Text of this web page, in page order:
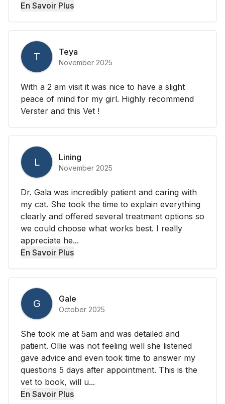
En Savoir Plus
T Teya
November 2025
With a 2 am visit it was nice to have a slight
peace of mind for my girl. Highly recommend
Verster and this Vet !
L Lining
November 2025
Dr. Gala was incredibly patient and caring with
my cat. She took the time to explain everything
clearly and offered several treatment options so
we could choose what works best. I really
appreciate he...
En Savoir Plus
G Gale
October 2025
She took me at 5am and was detailed and
patient. Ollie was not feeling well she listened
gave advice and even took time to answer my
questions 5 days after appointment. This is the
vet to book, will u...
En Savoir Plus